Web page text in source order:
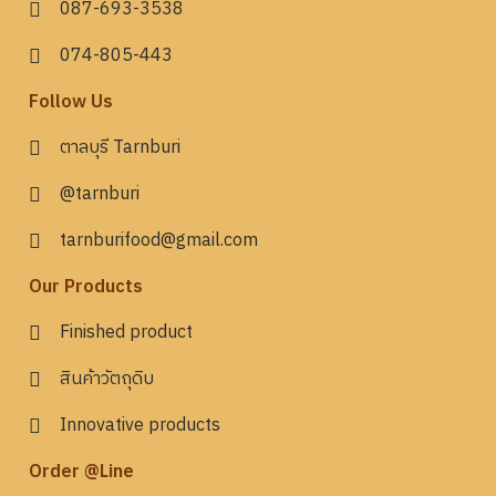
087-693-3538
074-805-443
Follow Us
ตาลบุรี Tarnburi
@tarnburi
tarnburifood@gmail.com
Our Products
Finished product
สินค้าวัตถุดิบ
Innovative products
Order @Line